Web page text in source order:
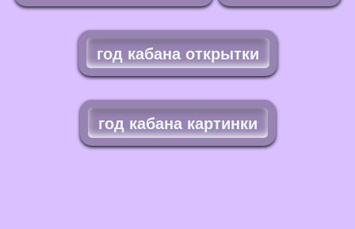
год кабана открытки
год кабана картинки